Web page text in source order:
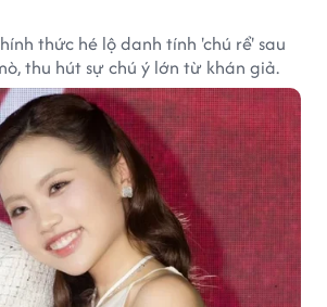
thức hé lộ danh tính 'chú rể' sau
thu hút sự chú ý lớn từ khán giả.